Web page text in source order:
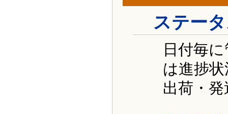
ステー
日付毎
は進捗
出荷・